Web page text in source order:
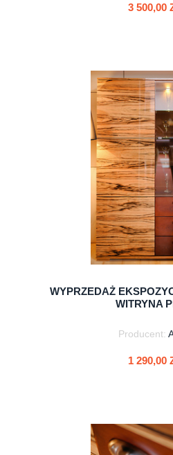
3 500,00
do
WYPRZEDAŻ
WITRYNA
Producent:
1 290,00
do